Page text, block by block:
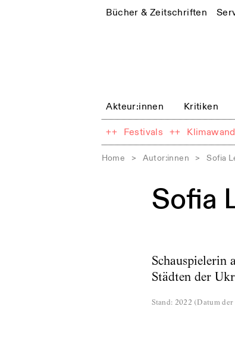
Bücher & Zeitschriften
Akteur:innen Kritiken
++ Festivals ++
Home > Autor:innen > Sofia
Sofia
Schauspielerin
Städten der
Stand: 2022 (Datum